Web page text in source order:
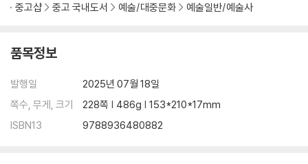
중고샵
중고 국내도서 예술/대중문화 예술일반/예술사
품목정보
발행일
2025년 07월 18일
쪽수, 무게, 크기
228쪽 | 486g | 153*210*17mm
ISBN13
9788936480882